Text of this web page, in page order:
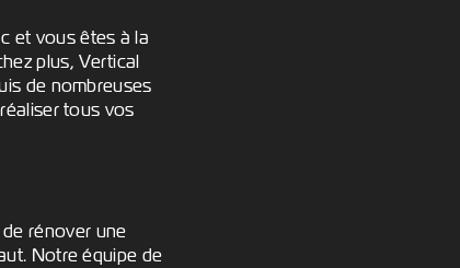
et vous êtes à la
plus, Vertical
de nombreuses
tous vos
rénover une
Notre équipe de